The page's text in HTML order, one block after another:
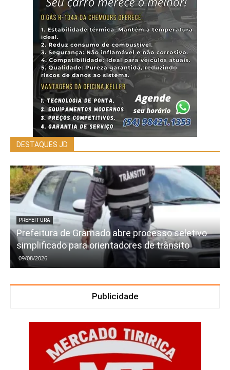
DESTAQUES JD
PREFEITURA
Prefeitura de Gramado abre processo seletivo
simplificado para orientadores de trânsito
09/08/2026
Publicidade